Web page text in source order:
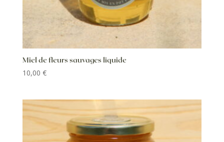
Miel de fleurs sauvages liquide
10,00 €